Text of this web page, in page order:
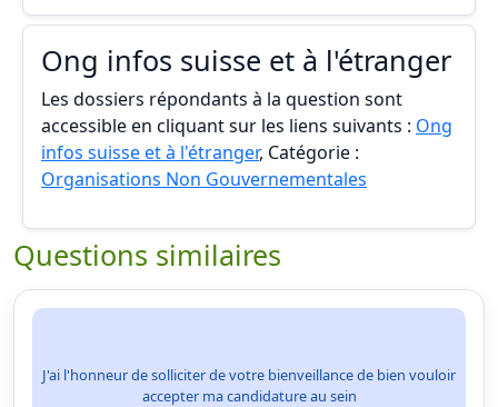
Ong infos suisse et à l'étranger
Les dossiers répondants à la question sont
accessible en cliquant sur les liens suivants : Ong
infos suisse et à l'étranger, Catégorie :
Organisations Non Gouvernementales
Questions similaires
J'ai l'honneur de solliciter de votre bienveillance de bien vouloir
accepter ma candidature au sein